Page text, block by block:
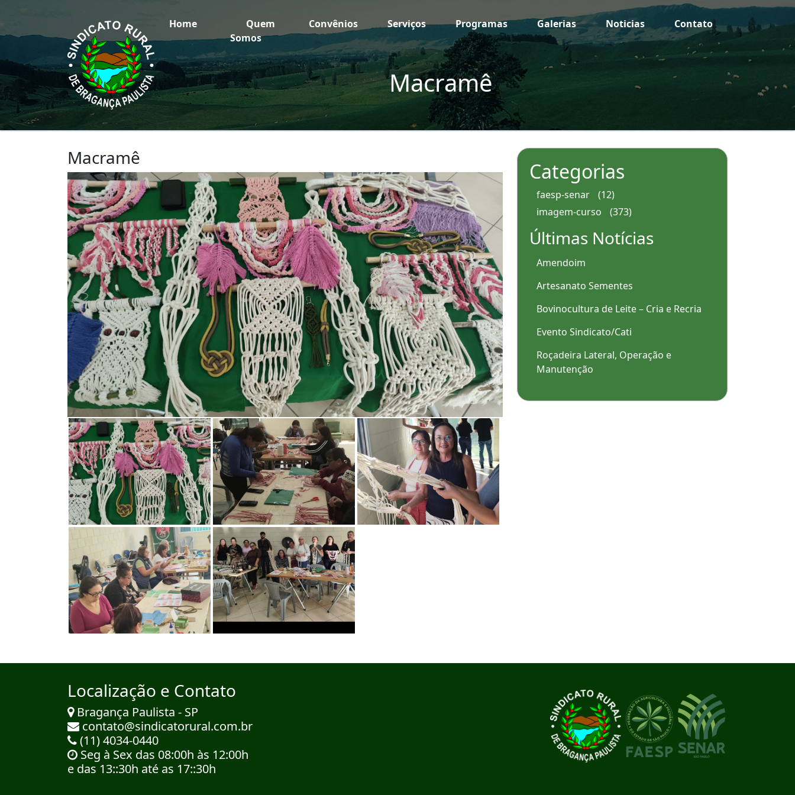
Home
Quem
Somos
Convênios Serviços Programas Galerias Noticias Contato
Macramê
Macramê
Categorias
faesp-senar
(12)
imagem-curso
(373)
Últimas Notícias
Amendoim
Artesanato Sementes
Bovinocultura de Leite – Cria e Recria
Evento Sindicato/Cati
Roçadeira Lateral, Operação e
Manutenção
Localização e Contato
Bragança Paulista - SP
contato@sindicatorural.com.br
(11) 4034-0440
Seg à Sex das 08:00h às 12:00h
e das 13::30h até as 17::30h